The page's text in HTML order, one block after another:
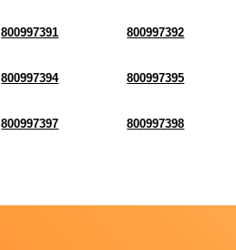
800997391 800997392
800997394 800997395
800997397 800997398